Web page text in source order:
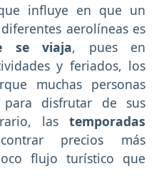
influye en que un
aerolíneas es
se viaja, pues en
y feriados, los
muchas personas
disfrutar de sus
las temporadas
precios más
flujo turístico que